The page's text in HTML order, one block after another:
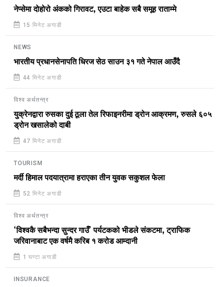
नेप्सेमा दोहोरो अंकको गिरावट, एउटा बाहेक सबै समूह राताम्मे
15 मिनेट अगाडी
NEWS
भारतीय प्रधानसेनापति धिरज सेठ साउन ३१ गते नेपाल आउँदै
44 मिनेट अगाडी
विश्व अर्थतन्त्र
युक्रेनद्वारा रुसका दुई ठूला तेल रिफाइनरीमा ड्रोन आक्रमण, रुसले ६०५
ड्रोन खसालेको दाबी
47 मिनेट अगाडी
TOURISM
मर्दी हिमाल पदयात्रामा हराएका तीन युवक सकुशल फेला
52 मिनेट अगाडी
विश्व अर्थतन्त्र
‘विश्वकै सबैभन्दा सुन्दर गाउँ’ पर्यटकको भीडले संकटमा, ट्राफिक
जरिवानाबाट एक वर्षमै करिब १ करोड आम्दानी
1 घण्टा अगाडी
INSURANCE